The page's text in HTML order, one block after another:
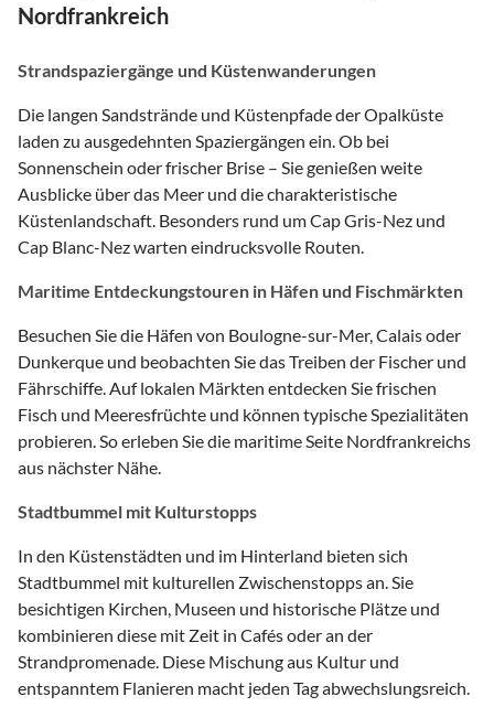
Nordfrankreich
Strandspaziergänge und Küstenwanderungen
Die langen Sandstrände und Küstenpfade der Opalküste
laden zu ausgedehnten Spaziergängen ein. Ob bei
Sonnenschein oder frischer Brise – Sie genießen weite
Ausblicke über das Meer und die charakteristische
Küstenlandschaft. Besonders rund um Cap Gris-Nez und
Cap Blanc-Nez warten eindrucksvolle Routen.
Maritime Entdeckungstouren in Häfen und Fischmärkten
Besuchen Sie die Häfen von Boulogne-sur-Mer, Calais oder
Dunkerque und beobachten Sie das Treiben der Fischer und
Fährschiffe. Auf lokalen Märkten entdecken Sie frischen
Fisch und Meeresfrüchte und können typische Spezialitäten
probieren. So erleben Sie die maritime Seite Nordfrankreichs
aus nächster Nähe.
Stadtbummel mit Kulturstopps
In den Küstenstädten und im Hinterland bieten sich
Stadtbummel mit kulturellen Zwischenstopps an. Sie
besichtigen Kirchen, Museen und historische Plätze und
kombinieren diese mit Zeit in Cafés oder an der
Strandpromenade. Diese Mischung aus Kultur und
entspanntem Flanieren macht jeden Tag abwechslungsreich.